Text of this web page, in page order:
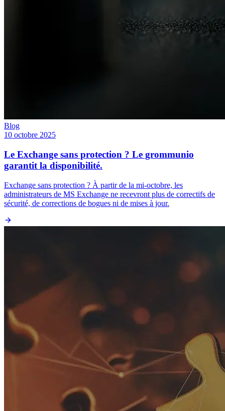
Blog
10 octobre 2025
Le Exchange sans protection ? Le grommunio
garantit la disponibilité.
Exchange sans protection ? À partir de la mi-octobre, les
administrateurs de MS Exchange ne recevront plus de correctifs de
sécurité, de corrections de bogues ni de mises à jour.